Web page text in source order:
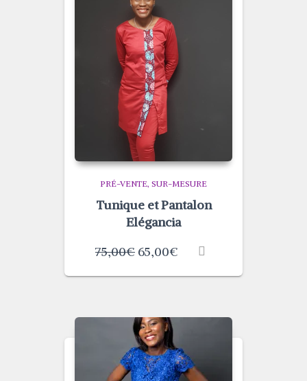
PRÉ-VENTE SUR-MESURE
Tunique et Pantalon
Elégancia
75,00€ 65,00€